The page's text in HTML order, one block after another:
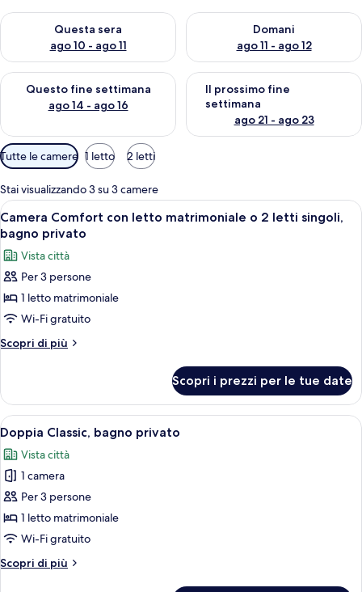
Questa sera
ago 10 - ago 11
Verifica la disponibilità per questa sera, ago 10 - ago 11
Domani
ago 11 - ago 12
Verifica la disponibilità per
Questo fine settimana
ago 14 - ago 16
Verifica la disponibilità per questo fine settimana, ago 14 -
Il prossimo fine
settimana
ago 21 - ago 23
Verifica la disponibilità per il
Filtri
disponibili
per
le
camere
Tutte le camere 1 letto 2 letti
Stai visualizzando 3 su 3 camere
Apri
tutte
le
foto
per
Camera
Comfort
con
o
2
letti
singoli,
bagno
privato
Un letto rifatto con cura, con una
6
Camera Comfort con letto matrimoniale o 2 letti singoli,
bagno privato
Vista città
Per 3 persone
1 letto matrimoniale
Wi-Fi gratuito
Scopri di più
Altri
Comfort
con
letto
matrimoniale
o
2
letti
singoli,
bagno
privato
Scopri i prezzi per le tue date
Apri
tutte
le
foto
per
Doppia
Classic,
privato
Una camera da letto con un letto,
4
Doppia Classic, bagno privato
Vista città
1 camera
Per 3 persone
1 letto matrimoniale
Wi-Fi gratuito
Scopri di più
Altri